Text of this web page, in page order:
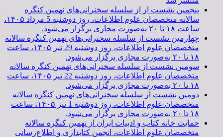
پنجمین نشست از از سلسله سخنرانی‌های نهمین کنگره
سالانه متخصصان علوم اطلاعات، روز دوشنبه 5 مرداد ۱۴۰۵،
ساعت ۱۸ تا ۲۰ به‌صورت مجازی برگزار می‌شود.
چهارمین نشست از سلسله سخنرانی‌های نهمین کنگره سالانه
متخصصان علوم اطلاعات، روز دوشنبه 29 تیر ۱۴۰۵، ساعت
۱۸ تا ۲۰ به‌صورت مجازی برگزار می‌شود.
سومین نشست از سلسله سخنرانی‌های نهمین کنگره سالانه
متخصصان علوم اطلاعات، روز دوشنبه 22 تیر ۱۴۰۵، ساعت
۱۸ تا ۲۰ به‌صورت مجازی برگزار می‌شود.
دومین نشست از سلسله سخنرانی‌های نهمین کنگره سالانه
متخصصان علوم اطلاعات، روز دوشنبه 1 تیر ۱۴۰۵، ساعت
۱۸ تا ۲۰ به‌صورت مجازی برگزار می‌شود.
حمایت خانه کتاب و ادبیات ایران از نهمین کنگره سالانه
متخصصان علوم اطلاعات، انجمن کتابداری و اطلاع‌رسانی